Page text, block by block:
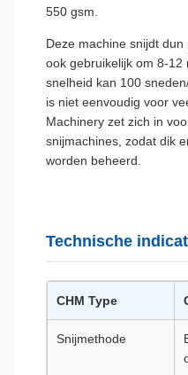
550 gsm.
Deze machine snijdt
ook gebruikelijk om 8-12
snelheid kan 100
is niet eenvoudig voor
Machinery zet zich in
snijmachines, zodat dik
worden beheerd.
Technische
CHM Type
Snijmethode